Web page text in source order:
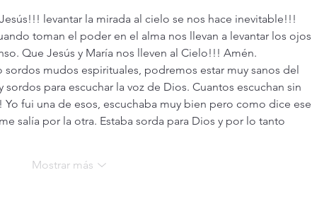
levantar la mirada al cielo se nos hace inevitable!!!
toman el poder en el alma nos llevan a levantar los ojos
Que Jesús y María nos lleven al Cielo!!! Amén.
mudos espirituales, podremos estar muy sanos del
para escuchar la voz de Dios. Cuantos escuchan sin
fui una de esos, escuchaba muy bien pero como dice ese
salía por la otra. Estaba sorda para Dios y por lo tanto
Mostrar más